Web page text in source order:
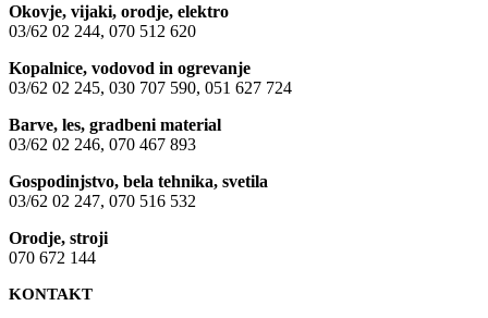
Okovje, vijaki, orodje, elektro
03/62 02 244, 070 512 620
Kopalnice, vodovod in ogrevanje
03/62 02 245, 030 707 590, 051 627 724
Barve, les, gradbeni material
03/62 02 246, 070 467 893
Gospodinjstvo, bela tehnika, svetila
03/62 02 247, 070 516 532
Orodje, stroji
070 672 144
KONTAKT